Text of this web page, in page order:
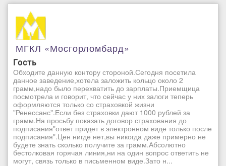
МГКЛ «Мосгорломбард»
Гость
Обходите данную контору стороной.Сегодня посетила
данное заведение,хотела заложить кольцо около 2
грамм,надо было перехватить до зарплаты.Приемщица
посмотрела и говорит, что сейчас у них залоги теперь
оформляются только со страховкой жизни
"Ренессанс".Если без страховки дают 1000 рублей за
грамм.На просьбу показать договор страхования до
подписания"ответ придет в электронном виде только после
подписания".Цен нигде нет,вы никогда даже примерно не
будете знать сколько получите за грамм.Абсолютно
бестолковая горячая линия,ни на один вопрос ответить не
могут, связь только в письменном виде.Зато н...